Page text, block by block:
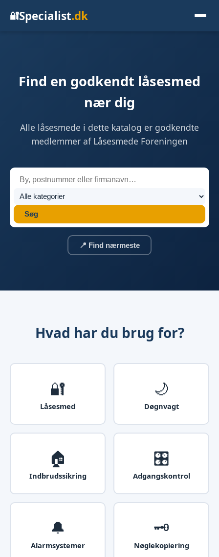
🔐Specialist.dk
Find en godkendt låsesmed
nær dig
Alle låsesmede i dette katalog er godkendte
medlemmer af Låsesmede Foreningen
Søg
📍 Find nærmeste
Hvad har du brug for?
🔐
Låsesmed
🌙
Døgnvagt
🏠
Indbrudssikring
🎛️
Adgangskontrol
🔔
Alarmsystemer
🗝️
Nøglekopiering